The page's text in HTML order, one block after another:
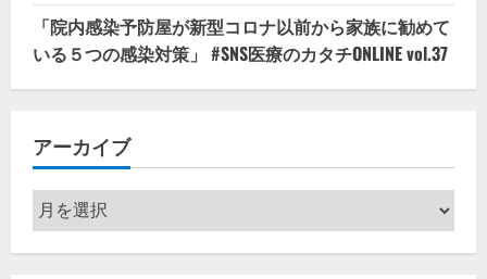
「院内感染予防屋が新型コロナ以前から家族に勧めて
いる５つの感染対策」 #SNS医療のカタチONLINE vol.37
アーカイブ
ア
ー
カ